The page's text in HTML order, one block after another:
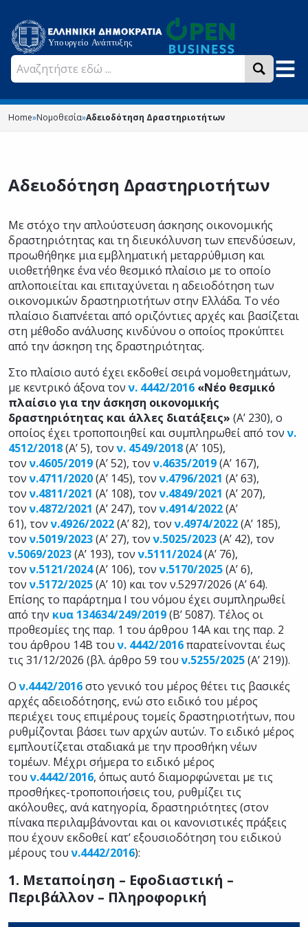
Home»Νομοθεσία»Αδειοδότηση Δραστηριοτήτων
Αδειοδότηση Δραστηριοτήτων
Με στόχο την απλούστευση άσκησης οικονομικής
δραστηριότητας και τη διευκόλυνση των επενδύσεων,
προωθήθηκε μια εμβληματική μεταρρύθμιση και
υιοθετήθηκε ένα νέο θεσμικό πλαίσιο με το οποίο
απλοποιείται και επιταχύνεται η αδειοδότηση των
οικονομικών δραστηριοτήτων στην Ελλάδα. Το νέο
πλαίσιο διαπνέεται από οριζόντιες αρχές και βασίζεται
στη μέθοδο ανάλυσης κινδύνου ο οποίος προκύπτει
από την άσκηση της δραστηριότητας.
Στο πλαίσιο αυτό έχει εκδοθεί σειρά νομοθετημάτων,
με κεντρικό άξονα τονν. 4442/2016 «Νέο θεσμικό
πλαίσιο για την άσκηση οικονομικής
δραστηριότητας και άλλες διατάξεις» (Α’ 230), ο
οποίος έχει τροποποιηθεί και συμπληρωθεί από τονν.
4512/2018(Α’ 5), τονν. 4549/2018(Α’ 105),
τονν.4605/2019(Α’ 52), τονν.4635/2019(Α’ 167),
τονν.4711/2020(Α’ 145), τονν.4796/2021 (Α’ 63),
τονν.4811/2021 (Α’ 108), τονν.4849/2021 (Α’ 207),
τονν.4872/2021 (Α’ 247), τονν.4914/2022(Α’
61), τονν.4926/2022(Α’ 82), τονν.4974/2022(Α’ 185),
τονν.5019/2023(Α’ 27), τονν.5025/2023(Α’ 42), τον
ν.5069/2023(Α’ 193), τονν.5111/2024(Α’ 76),
τονν.5121/2024(Α’ 106), τονν.5170/2025(Α’ 6),
τονν.5172/2025(Α’ 10) και τον ν.5297/2026 (Α’ 64).
Επίσης το παράρτημα Ι του νόμου έχει συμπληρωθεί
από την κυα 134634/249/2019(Β’ 5087). Τέλος οι
προθεσμίες της παρ. 1 του άρθρου 14Α και της παρ. 2
του άρθρου 14Β τουν. 4442/2016παρατείνονται έως
τις 31/12/2026 (βλ. άρθρο 59 τουν.5255/2025(Α’ 219)).
Ον.4442/2016στο γενικό του μέρος θέτει τις βασικές
αρχές αδειοδότησης, ενώ στο ειδικό του μέρος
περιέχει τους επιμέρους τομείς δραστηριοτήτων, που
ρυθμίζονται βάσει των αρχών αυτών. Το ειδικό μέρος
εμπλουτίζεται σταδιακά με την προσθήκη νέων
τομέων. Μέχρι σήμερα το ειδικό μέρος
τουν.4442/2016, όπως αυτό διαμορφώνεται με τις
προσθήκες-τροποποιήσεις του, ρυθμίζει τις
ακόλουθες, ανά κατηγορία, δραστηριότητες (στον
πίνακα περιλαμβάνονται και οι κανονιστικές πράξεις
που έχουν εκδοθεί κατ’ εξουσιοδότηση του ειδικού
μέρους τουν.4442/2016):
1. Μεταποίηση – Εφοδιαστική –
Περιβάλλον – Πληροφορική